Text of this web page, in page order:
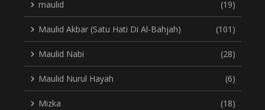
maulid (19)
Maulid Akbar (Satu Hati Di Al-Bahjah) (101)
Maulid Nabi (28)
Maulid Nurul Hayah (6)
Mizka (18)